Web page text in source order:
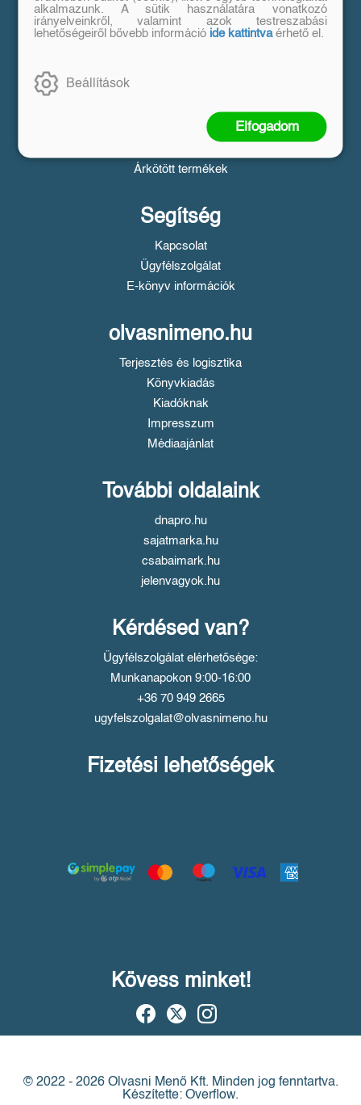
Vásárlás
Tájékoztató a Simple fizetésről
Adatvédelem
Árkötött termékek
Segítség
Kapcsolat
Ügyfélszolgálat
E-könyv információk
olvasnimeno.hu
Terjesztés és logisztika
Könyvkiadás
Kiadóknak
Impresszum
Médiaajánlat
További oldalaink
dnapro.hu
sajatmarka.hu
csabaimark.hu
jelenvagyok.hu
Kérdésed van?
Ügyfélszolgálat elérhetősége:
Munkanapokon 9:00-16:00
+36 70 949 2665
ugyfelszolgalat@olvasnimeno.hu
Fizetési lehetőségek
Kövess minket!
© 2022 - 2026 Olvasni Menő Kft. Minden jog fenntartva.
Készítette: Overflow.
alkalmazunk. A sütik használatára vonatkozó
irányelveinkről, valamint azok testreszabási
lehetőségeiről bővebb információ ide kattintvaérhető el.
Beállítások
Elfogadom